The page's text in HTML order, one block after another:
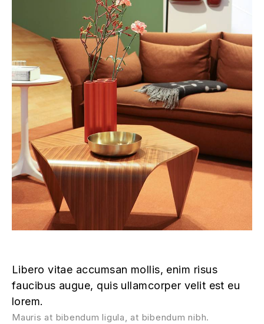
Libero vitae accumsan mollis, enim risus
faucibus augue, quis ullamcorper velit est eu
lorem.
Mauris at bibendum ligula, at bibendum nibh.